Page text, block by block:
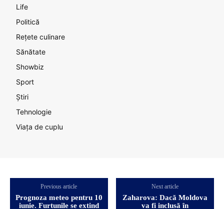
Life
Politică
Rețete culinare
Sănătate
Showbiz
Sport
Știri
Tehnologie
Viața de cuplu
Previous article
Prognoza meteo pentru 10
iunie. Furtunile se extind
Next article
Zaharova: Dacă Moldova
va fi inclusă în